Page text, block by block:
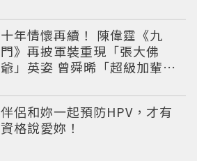
十年情懷再續！ 陳偉霆《九
門》再披軍裝重現「張大佛
爺」英姿 曾舜晞「超級加輩」
伴侶和妳一起預防HPV，才有
資格說愛妳！